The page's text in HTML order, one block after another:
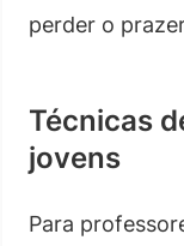
perder o
Técnicas
jovens
Para